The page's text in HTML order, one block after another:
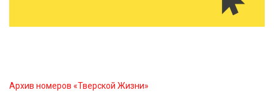
передали сборники стихов в зону СВО
«Большой перемены»
Архив номеров «Тверской Жизни»